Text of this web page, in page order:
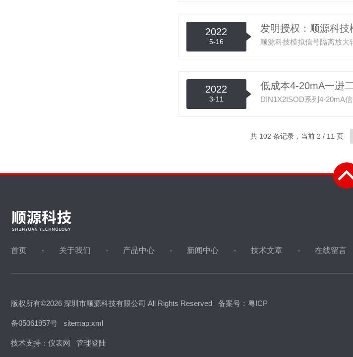
2022
5-16
发明授权：顺源科
2022
3-11
低成本4-20mA一进
共 102 条记录，当前 2 / 11 页
首页 关于我们 产品中心 新闻中心 技术文章 在线留言
版权所有©2026 深圳市顺源科技有限公司 All Rights Reserved 备案号：粤ICP
备05061957号 sitemap.xml
技术支持： 仪表网 管理登陆